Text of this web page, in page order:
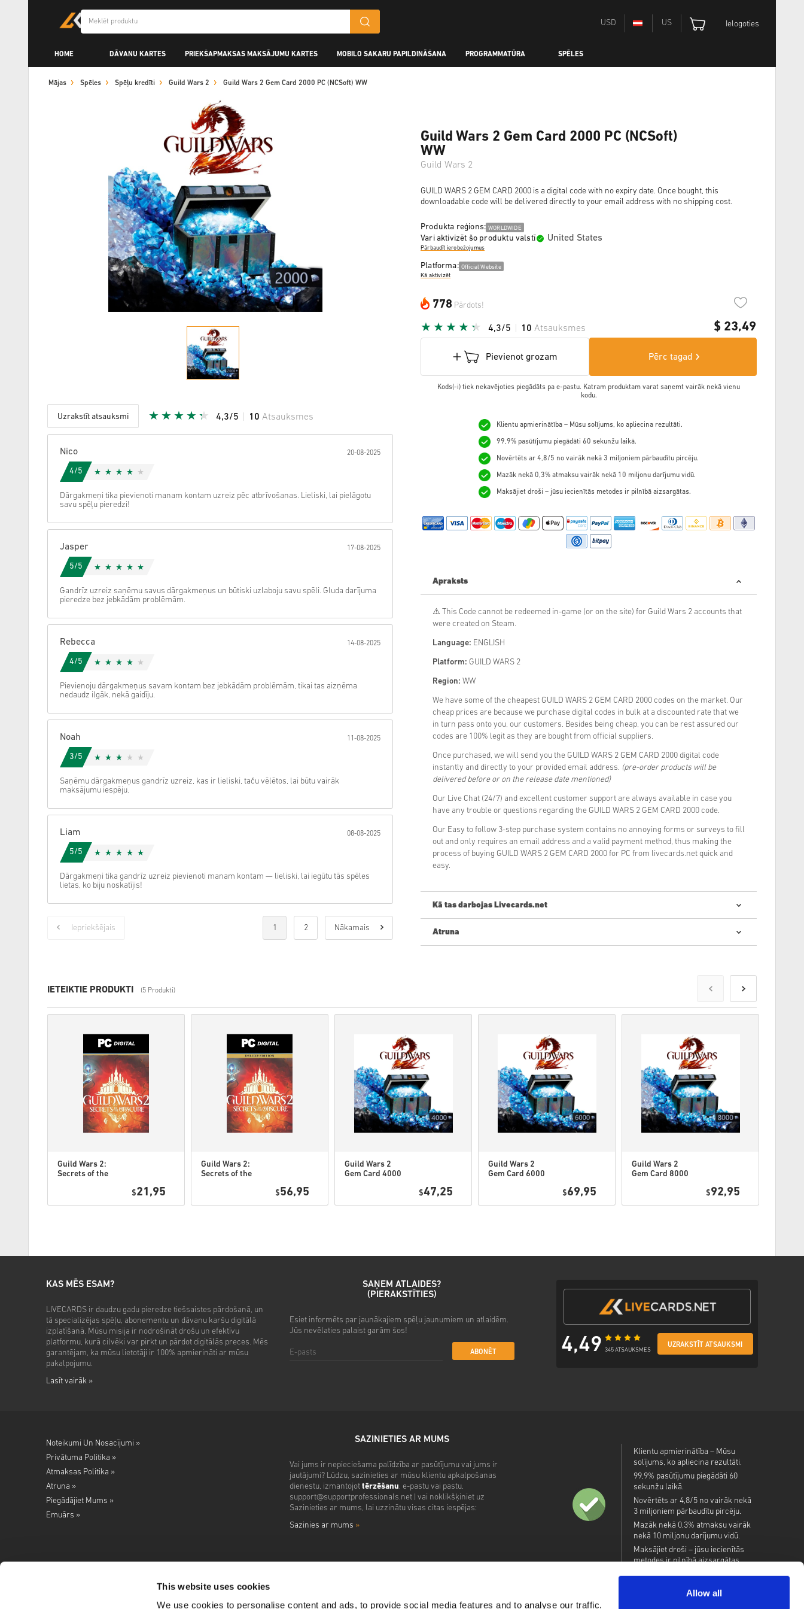
This website uses cookies
We use cookies to personalise content and ads, to provide social media features and to analyse our traffic.
Allow all
USD US Ielogoties
HOME DĀVANU KARTES PRIEKŠAPMAKSAS MAKSĀJUMU KARTES MOBILO SAKARU PAPILDINĀŠANA PROGRAMMATŪRA SPĒLES
Mājas Spēles Spēļu kredīti Guild Wars 2 Guild Wars 2 Gem Card 2000 PC (NCSoft) WW
Uzrakstīt atsauksmi 4,3/5 10 Atsauksmes
Atcelt
Nico 20-08-2025
4/5
Dārgakmeņi tika pievienoti manam kontam uzreiz pēc atbrīvošanas. Lieliski, lai pielāgotu
savu spēļu pieredzi!
Jasper 17-08-2025
5/5
Gandrīz uzreiz saņēmu savus dārgakmeņus un būtiski uzlaboju savu spēli. Gluda darījuma
pieredze bez jebkādām problēmām.
Rebecca 14-08-2025
4/5
Pievienoju dārgakmeņus savam kontam bez jebkādām problēmām, tikai tas aizņēma
nedaudz ilgāk, nekā gaidīju.
Noah 11-08-2025
3/5
Saņēmu dārgakmeņus gandrīz uzreiz, kas ir lieliski, taču vēlētos, lai būtu vairāk
maksājumu iespēju.
Liam 08-08-2025
5/5
Dārgakmeņi tika gandrīz uzreiz pievienoti manam kontam — lieliski, lai iegūtu tās spēles
lietas, ko biju noskatījis!
Iepriekšējais 1 2 Nākamais
Guild Wars 2 Gem Card 2000 PC (NCSoft)
WW
Guild Wars 2
GUILD WARS 2 GEM CARD 2000 is a digital code with no expiry date. Once bought, this
downloadable code will be delivered directly to your email address with no shipping cost.
Produkta reģions: WORLDWIDE
Vari aktivizēt šo produktu valstī United States
Pārbaudīt ierobežojumus
Platforma: Official Website
Kā aktivizēt
778 Pārdots!
$ 23,49
4,3/5 10 Atsauksmes
Pievienot grozam Pērc tagad
Kods(-i) tiek nekavējoties piegādāts pa e-pastu. Katram produktam varat saņemt vairāk nekā vienu
kodu.
Klientu apmierinātība – Mūsu solījums, ko apliecina rezultāti.
99,9% pasūtījumu piegādāti 60 sekunžu laikā.
Novērtēts ar 4,8/5 no vairāk nekā 3 miljoniem pārbaudītu pircēju.
Mazāk nekā 0,3% atmaksu vairāk nekā 10 miljonu darījumu vidū.
Maksājiet droši – jūsu iecienītās metodes ir pilnībā aizsargātas.
Apraksts
⚠️ This Code cannot be redeemed in-game (or on the site) for Guild Wars 2 accounts that
were created on Steam.
Language: ENGLISH
Platform: GUILD WARS 2
Region: WW
We have some of the cheapest GUILD WARS 2 GEM CARD 2000 codes on the market. Our
cheap prices are because we purchase digital codes in bulk at a discounted rate that we
in turn pass onto you, our customers. Besides being cheap, you can be rest assured our
codes are 100% legit as they are bought from official suppliers.
Once purchased, we will send you the GUILD WARS 2 GEM CARD 2000 digital code
instantly and directly to your provided email address. (pre-order products will be
delivered before or on the release date mentioned)
Our Live Chat (24/7) and excellent customer support are always available in case you
have any trouble or questions regarding the GUILD WARS 2 GEM CARD 2000 code.
Our Easy to follow 3-step purchase system contains no annoying forms or surveys to fill
out and only requires an email address and a valid payment method, thus making the
process of buying GUILD WARS 2 GEM CARD 2000 for PC from livecards.net quick and
easy.
Kā tas darbojas Livecards.net
Jauns Livecards.net? Digitālo kodu iegāde ir ātra un vienkārša:
Noskaties ātro ceļvedi augstāk vai seko soļiem zemāk 👇
• Izvēlies produktu
Atruna
savukārt noliktavā esošās preces tiks piegādātas uzreiz, gaidot drošības pārbaudes.
• Lai iegūtu plašāku informāciju, lūdzu, skatiet mūsu FAQ.
• Ja rodas problēmas ar pirkumu, lūdzu, informējiet mūs, izmantojot mūsuSazinieties
• Šos lejupielādējamos kodus ir izstrādājis spēles izstrādātājs, un tāpēc tie ir oriģināli.
• Šiem kodiem nav derīguma termiņa.
• Lejupielādējams saturs vai DLC produkti — lai spēlētu šo paplašinājumu, jums ir
jābūt oriģinālajai spēlei.
• Dažiem produktiem varat saņemt vairāk nekā vienu kodu.
IETEIKTIE PRODUKTI (5 Produkti)
Guild Wars 2:
Secrets of the
$21,95
Guild Wars 2:
Secrets of the
EU
$56,95
Guild Wars 2
Gem Card 4000
$47,25
Guild Wars 2
Gem Card 6000
$69,95
Guild Wars 2
Gem Card 8000
$92,95
KAS MĒS ESAM?
LIVECARDS ir daudzu gadu pieredze tiešsaistes pārdošanā, un
tā specializējas spēļu, abonementu un dāvanu karšu digitālā
izplatīšanā. Mūsu misija ir nodrošināt drošu un efektīvu
platformu, kurā cilvēki var pirkt un pārdot digitālās preces. Mēs
garantējam, ka mūsu lietotāji ir 100% apmierināti ar mūsu
pakalpojumu.
Lasīt vairāk »
SAŅEM ATLAIDES?
(PIERAKSTĪTIES)
Esiet informēts par jaunākajiem spēļu jaunumiem un atlaidēm.
Jūs nevēlaties palaist garām šos!
ABONĒT 4,49 345 ATSAUKSMES
UZRAKSTĪT ATSAUKSMI
Noteikumi Un Nosacījumi »
Privātuma Politika »
Atmaksas Politika »
Atruna »
Piegādājiet Mums »
Emuārs »
SAZINIETIES AR MUMS
Vai jums ir nepieciešama palīdzība ar pasūtījumu vai jums ir
jautājumi? Lūdzu, sazinieties ar mūsu klientu apkalpošanas
dienestu, izmantojot tērzēšanu, e-pastu vai pastu.
support@supportprofessionals.net| vai noklikšķiniet uz
Sazinieties ar mums, lai uzzinātu visas citas iespējas:
Sazinies ar mums »
Klientu apmierinātība – Mūsu
solījums, ko apliecina rezultāti.
99,9% pasūtījumu piegādāti 60
sekunžu laikā.
Novērtēts ar 4,8/5 no vairāk nekā
3 miljoniem pārbaudītu pircēju.
Mazāk nekā 0,3% atmaksu vairāk
nekā 10 miljonu darījumu vidū.
Maksājiet droši – jūsu iecienītās
metodes ir pilnībā aizsargātas.